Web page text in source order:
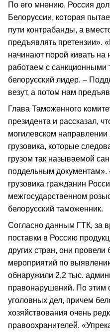
По его мнению, Россия
Белоруссии, которая
пути контрабанды, а
предъявлять претензии».
начинают порой кивать на
работаем с
белорусский лидер. –
везут, а потом нам
Глава Таможенного
президента и рассказал,
могилевском
грузовика, которые
грузом так называемой
поддельным
грузовика гражданин
межгосударственном
белорусский таможенник.
Согласно данным ГТК, за
поставки в Россию
других стран, они
мероприятий по
обнаружили 2,2 тыс.
правонарушений. По этим
уголовных дел, причем
хозяйствования очень
правоохранителей.